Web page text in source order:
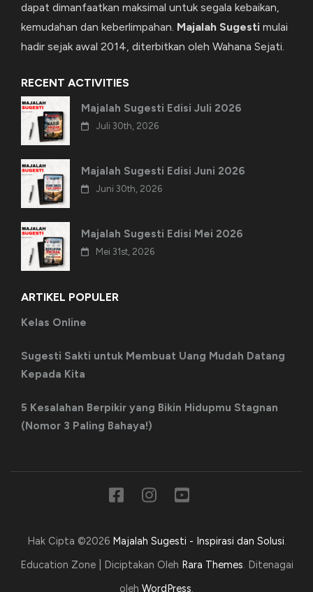
dapat dimanfaatkan maksimal untuk segala kebaikan,
kemudahan dan keberlimpahan. Majalah Sugesti mulai
hadir sejak awal 2014, diterbitkan oleh Wahana Sejati.
RECENT ACTIVITIES
Majalah Sugesti Edisi Juli 2026
Juli 30th, 2026
Majalah Sugesti Edisi Juni 2026
Juni 30th, 2026
Majalah Sugesti Edisi Mei 2026
Mei 31st, 2026
ARTIKEL POPULER
Kelas Online
Sugesti Sakti untuk Membuat Uang Mudah Datang
Kepada Kita
5 Kesalahan Berpikir yang Bikin Hidupmu Stagnan
(Nomor 3 Paling Bahaya!)
Hak Cipta ©2026 Majalah Sugesti - Inspirasi dan Solusi.
Education Zone | Diciptakan Oleh Rara Themes. Ditenagai
oleh WordPress.